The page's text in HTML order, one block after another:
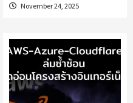
November 24, 2025